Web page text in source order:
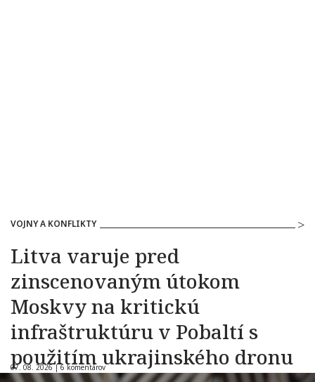
VOJNY A KONFLIKTY
Litva varuje pred
zinscenovaným útokom
Moskvy na kritickú
infraštruktúru v Pobaltí s
použitím ukrajinského dronu
07. 08. 2026 |6 komentárov